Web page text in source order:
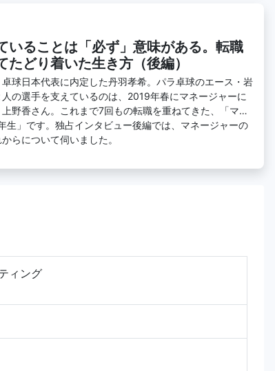
いることは「必ず」意味がある。転職
たどり着いた生き方（後編）
球日本代表に内定した丹羽孝希。パラ卓球のエース・岩
の選手を支えているのは、2019年春にマネージャーに
野香さん。これまで7回もの転職を重ねてきた、「マネ
生」です。独占インタビュー後編では、マネージャーの
らについて伺いました。
ィング